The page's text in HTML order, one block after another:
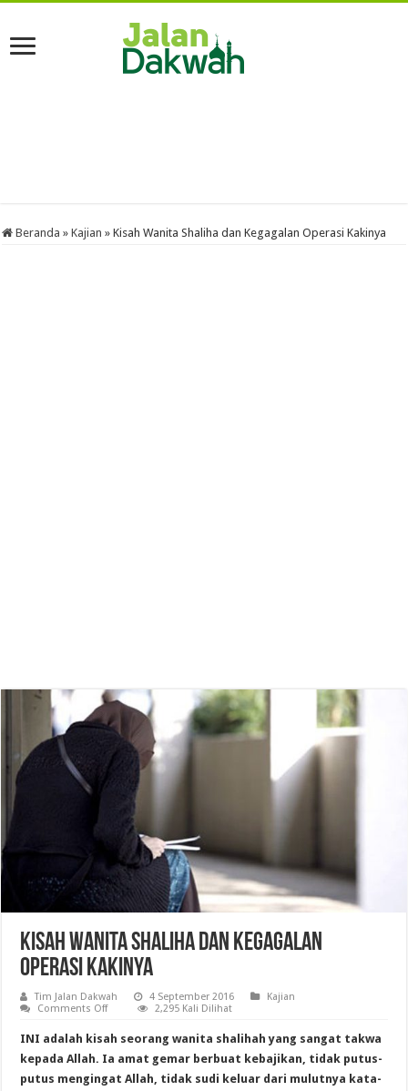
Beranda » Kajian » Kisah Wanita Shaliha dan Kegagalan Operasi Kakinya
Kisah Wanita Shaliha dan Kegagalan
Operasi Kakinya
Tim Jalan Dakwah 4 September 2016
Kajian
Comments Offon
Wanita
Shaliha
dan
Kegagalan
Operasi
2,295 Kali Dilihat
INI adalah kisah seorang wanita shalihah yang sangat takwa
kepada Allah. Ia amat gemar berbuat kebajikan, tidak putus-
putus mengingat Allah, tidak sudi keluar dari mulutnya kata-